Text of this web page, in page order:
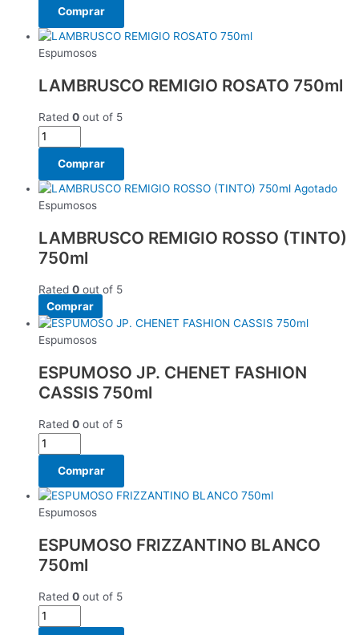
Comprar
Espumosos
LAMBRUSCO REMIGIO ROSATO 750ml
Rated 0 out of 5
Comprar
Agotado
Espumosos
LAMBRUSCO REMIGIO ROSSO (TINTO)
750ml
Rated 0 out of 5
Comprar
Espumosos
ESPUMOSO JP. CHENET FASHION
CASSIS 750ml
Rated 0 out of 5
Comprar
Espumosos
ESPUMOSO FRIZZANTINO BLANCO
750ml
Rated 0 out of 5